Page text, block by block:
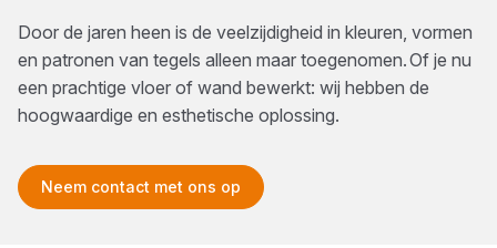
Door de jaren heen is de veelzijdigheid in kleuren, vormen
en patronen van tegels alleen maar toegenomen. Of je nu
een prachtige vloer of wand bewerkt: wij hebben de
hoogwaardige en esthetische oplossing.
Neem contact met ons op